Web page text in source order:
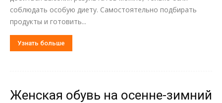
соблюдать особую диету. Самостоятельно подбирать
продукты и готовить...
Узнать больше
Женская обувь на осенне-зимний